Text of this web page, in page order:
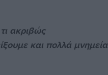
ακριβώς
και πολλά μνημεία